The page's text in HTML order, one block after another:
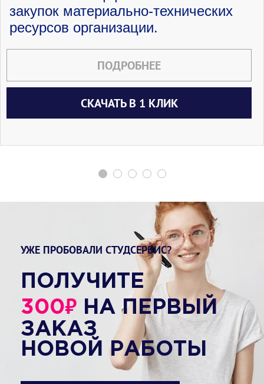
закупок материально-технических
ресурсов организации.
ПОДРОБНЕЕ
СКАЧАТЬ В 1 КЛИК
УЖЕ ПРОБОВАЛИ СТУДСЕРВИС?
ПОЛУЧИТЕ
300₽ НА ПЕРВЫЙ
ЗАКАЗ
НОВОЙ РАБОТЫ